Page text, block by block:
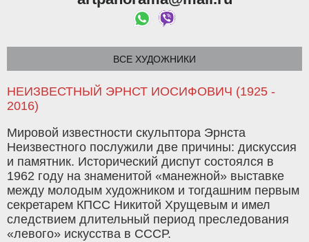
ВСЕ ХУДОЖНИКИ
НЕИЗВЕСТНЫЙ ЭРНСТ ИОСИФОВИЧ (1925 -
2016)
Мировой известности скульптора Эрнста
Неизвестного послужили две причины: дискуссия
и памятник. Исторический диспут состоялся в
1962 году на знаменитой «манежной» выставке
между молодым художником и тогдашним первым
секретарем КПСС Никитой Хрущевым и имел
следствием длительный период преследования
«левого» искусства в СССР.